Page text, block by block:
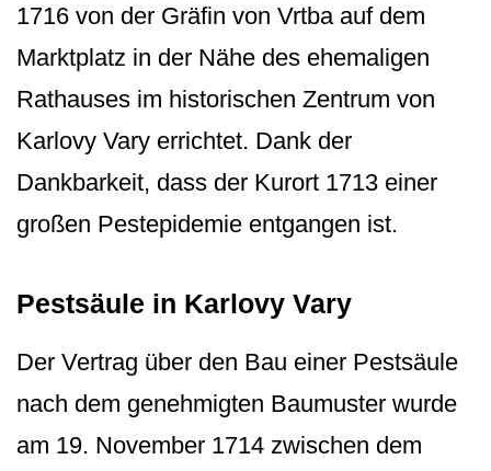
1716 von der Gräfin von Vrtba auf dem
Marktplatz in der Nähe des ehemaligen
Rathauses im historischen Zentrum von
Karlovy Vary errichtet. Dank der
Dankbarkeit, dass der Kurort 1713 einer
großen Pestepidemie entgangen ist.
Pestsäule in Karlovy Vary
Der Vertrag über den Bau einer Pestsäule
nach dem genehmigten Baumuster wurde
am 19. November 1714 zwischen dem